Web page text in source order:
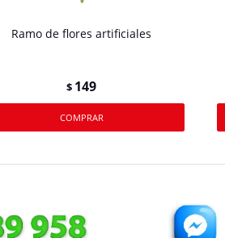
Ramo de flores artificiales
$ 149